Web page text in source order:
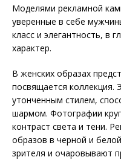
Моделями рекламной
уверенные в себе
класс и элегантность, в
характер.
В женских образах
посвящается коллекция.
утонченным стилем,
шармом. Фотографии
контраст света и тени.
образов в черной и
зрителя и очаровывают